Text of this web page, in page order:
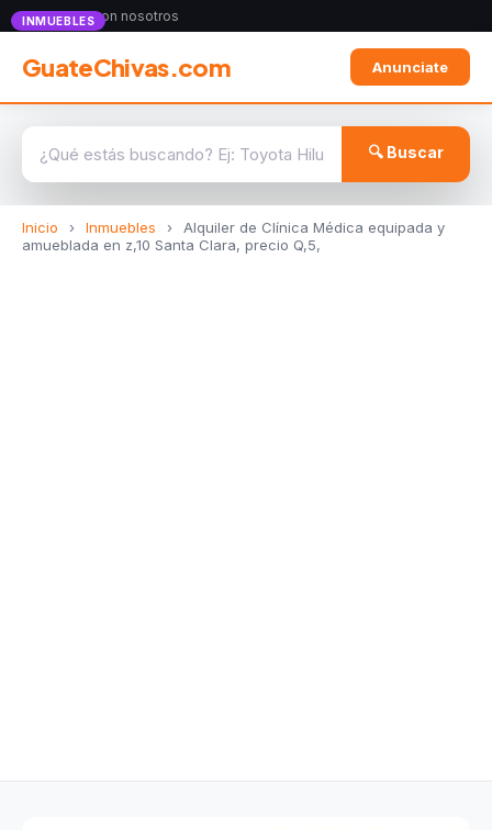
Anunciate con nosotros
GuateChivas.com Anunciate
🔍 Buscar
Inicio › Inmuebles ›
Alquiler de Clínica Médica equipada y
amueblada en z,10 Santa Clara, precio Q,5,
INMUEBLES